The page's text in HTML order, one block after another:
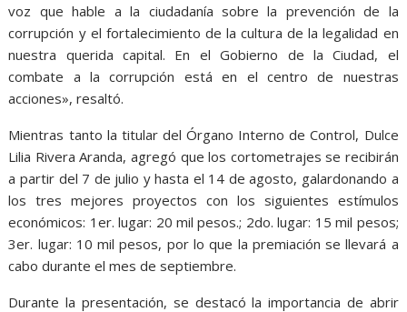
voz que hable a la ciudadanía sobre la prevención de la
corrupción y el fortalecimiento de la cultura de la legalidad en
nuestra querida capital. En el Gobierno de la Ciudad, el
combate a la corrupción está en el centro de nuestras
acciones», resaltó.
Mientras tanto la titular del Órgano Interno de Control, Dulce
Lilia Rivera Aranda, agregó que los cortometrajes se recibirán
a partir del 7 de julio y hasta el 14 de agosto, galardonando a
los tres mejores proyectos con los siguientes estímulos
económicos: 1er. lugar: 20 mil pesos.; 2do. lugar: 15 mil pesos;
3er. lugar: 10 mil pesos, por lo que la premiación se llevará a
cabo durante el mes de septiembre.
Durante la presentación, se destacó la importancia de abrir